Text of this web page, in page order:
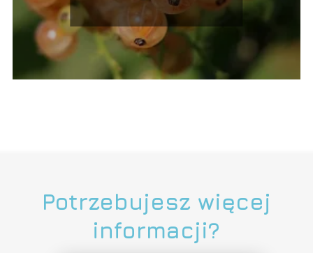
Potrzebujesz więcej
informacji?